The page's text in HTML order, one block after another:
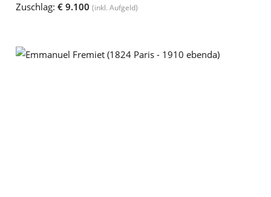
Zuschlag: € 9.100 (inkl. Aufgeld)